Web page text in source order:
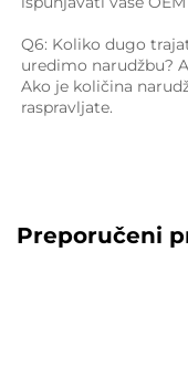
Q6: Koliko dugo
uredimo narudžbu?
Ako je količina
raspravljate.
Preporučeni